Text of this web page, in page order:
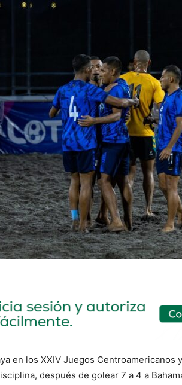
en los XXIV Juegos Centroamericanos
después de golear 7 a 4 a